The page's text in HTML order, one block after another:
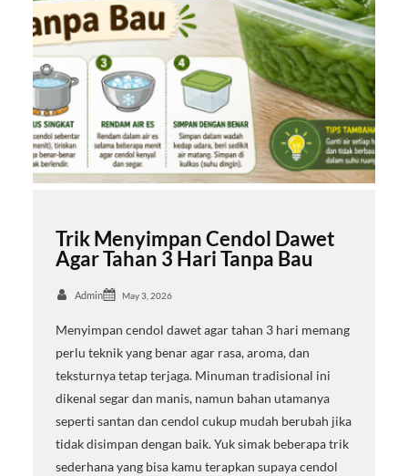
Trik Menyimpan Cendol Dawet
Agar Tahan 3 Hari Tanpa Bau
Admin May 3, 2026
Menyimpan cendol dawet agar tahan 3 hari memang
perlu teknik yang benar agar rasa, aroma, dan
teksturnya tetap terjaga. Minuman tradisional ini
dikenal segar dan manis, namun bahan utamanya
seperti santan dan cendol cukup mudah berubah jika
tidak disimpan dengan baik. Yuk simak beberapa trik
sederhana yang bisa kamu terapkan supaya cendol